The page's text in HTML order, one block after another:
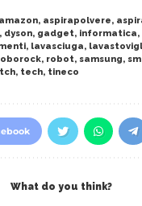
amazon, aspirapolvere,
, dyson, gadget, informatica,
, lavasciuga,
, robot, samsung,
, tech, tineco
What do you think?